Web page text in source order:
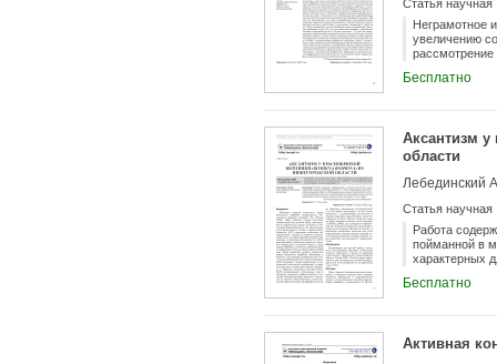
придонном
(главным
Статья научная
Неграмотное
увеличению
рассмотрение
полевом
пшеницы
лугово-
варианте
элементов во
удобрения
поступлению
ближайшие
количества,
Бесплатно
Аксантизм
области
Лебединский
Статья научная
Работа
пойманной в
характерных
Бесплатно
Активная